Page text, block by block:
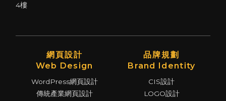
4樓
網頁設計
Web Design
WordPress網頁設計
傳統產業網頁設計
品牌規劃
Brand Identity
CIS設計
LOGO設計